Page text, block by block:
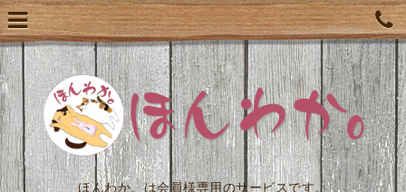
ほんわか。は会員様専用のサービスです。